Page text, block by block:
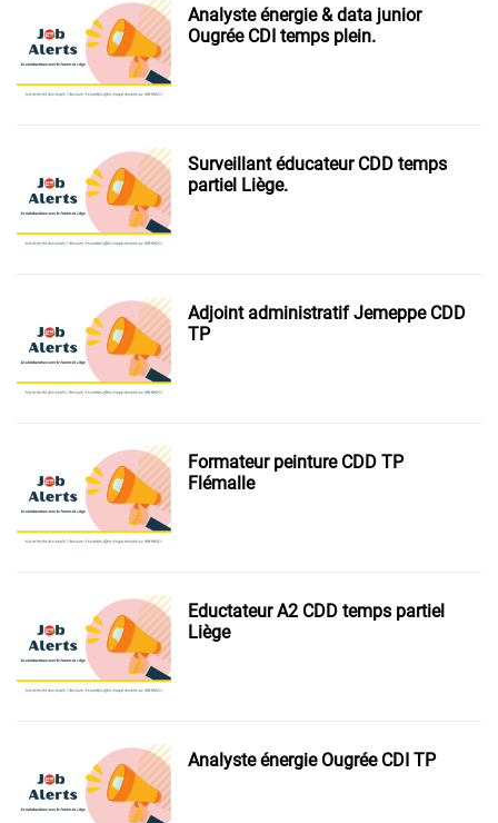
Analyste énergie & data junior
Ougrée CDI temps plein.
Surveillant éducateur CDD temps
partiel Liège.
Adjoint administratif Jemeppe CDD
TP
Formateur peinture CDD TP
Flémalle
Eductateur A2 CDD temps partiel
Liège
Analyste énergie Ougrée CDI TP